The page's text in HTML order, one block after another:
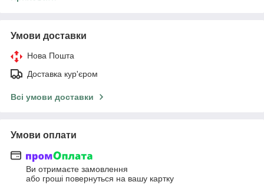
Умови доставки
Нова Пошта
Доставка кур'єром
Всі умови доставки
Умови оплати
Ви отримаєте замовлення
або гроші повернуться на вашу картку